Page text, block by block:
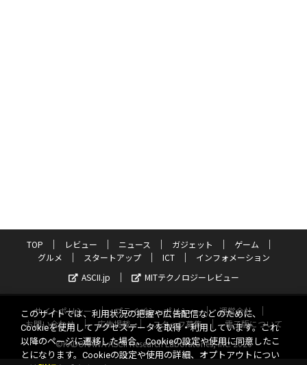
TOP レビュー ニュース ガジェット
ゲーム
グルメ
スタートアップ ICT
インフォメーション
ASCII.jp
MITテクノロジーレビュー
サイトポリシー プライバシーポリシー
運営会社
お問い合わせ
広告掲載 スタッフ募集
電子版について
©KADOKAWA ASCII Research Laboratories, Inc. 2026
このサイトでは、利用状況の把握や広告配信などのために、
Cookieを使用してアクセスデータを取得・利用しています。これ
以降のページに遷移した場合、Cookieの設定や使用に同意したこ
とになります。Cookieの設定や使用の詳細、オプトアウトについ